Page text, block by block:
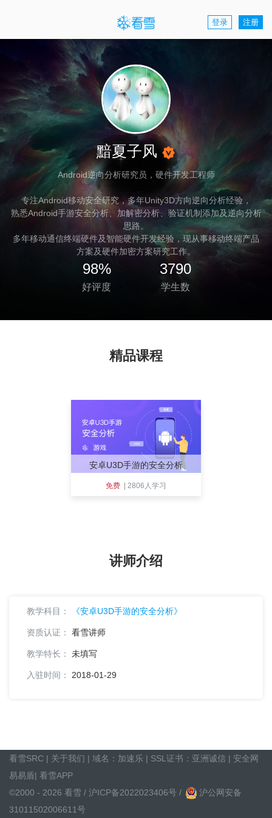
登录 注册
黯夏子风
Android逆向分析研究员，硬件开发工程师
专注Android移动安全研究，多年Unity3D方向逆向分析经验，
熟悉Android手游安全分析、加解密分析、验证机制添加及逆向分析
思路。
多年移动通信终端硬件及智能硬件开发经验，现从事移动终端产品
方案及硬件加密方案研究工作。
98%
好评度
3790
学生数
精品课程
安卓U3D手游的安全分析
免费 2806 人学习
讲师介绍
教学科目： 《安卓U3D手游的安全分析》
资质认证： 看雪讲师
教学特长： 未填写
入驻时间： 2018-01-29
看雪SRC | 关于我们 | 域名： 加速乐 | SSL证书： 亚洲诚信 | 安全网
易易盾| 看雪APP
©2000 - 2026 看雪 / 沪ICP备2022023406号 /
沪公网安备
31011502006611号